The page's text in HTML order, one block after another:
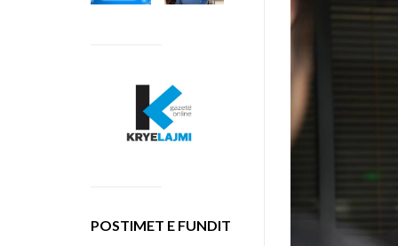
POSTIMET E FUNDIT